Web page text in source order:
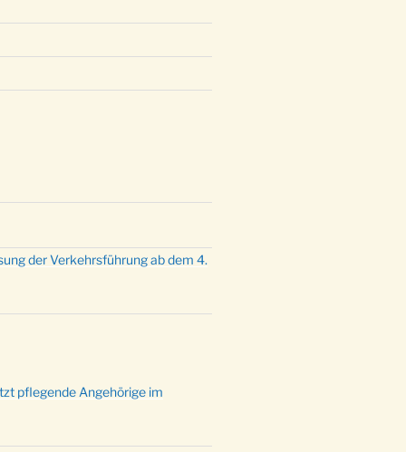
der Verkehrsführung ab dem 4.
pflegende Angehörige im